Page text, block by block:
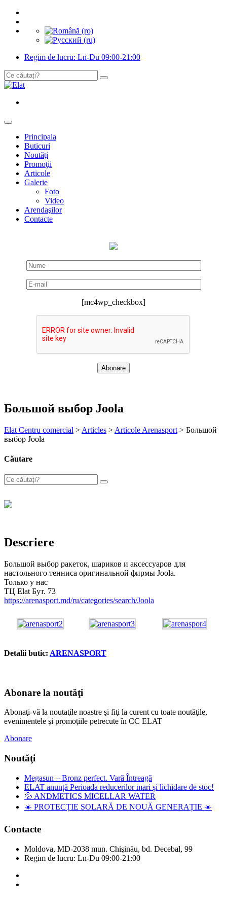
Regim de lucru: Ln-Du 09:00-21:00
Principala
Buticuri
Noutăţi
Promoţii
Articole
Galerie
Foto
Video
Arendaşilor
Contacte
[mc4wp_checkbox]
Большой выбор Joola
Elat Centru comercial > Articles > Articole Arenasport > Большой
выбор Joola
Căutare
Descriere
Большой выбор ракеток, шариков и аксессуаров для
настольного тенниса оригинальной фирмы Joola.
Только у нас
ТЦ Elat Бут. 73
https://arenasport.md/ru/categories/search/Joola
Detalii butic: ARENASPORT
Abonare la noutăţi
Abonaţi-vă la noutaţile noastre şi fiţi la curent cu toate noutăţile,
evenimentele şi promoţiile petrecute în CC ELAT
Abonare
Noutăţi
Megasun – Bronz perfect. Vară Întreagă
ELAT anunță Perioada reducerilor mari și lichidare de stoc!
💦 ANDMETICS MICELLAR WATER
☀️ PROTECȚIE SOLARĂ DE NOUĂ GENERAȚIE ☀️
Contacte
Moldova, MD-2038 mun. Chişinău, bd. Decebal, 99
Regim de lucru: Ln-Du 09:00-21:00